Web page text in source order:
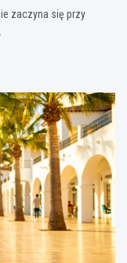
zaczyna się przy